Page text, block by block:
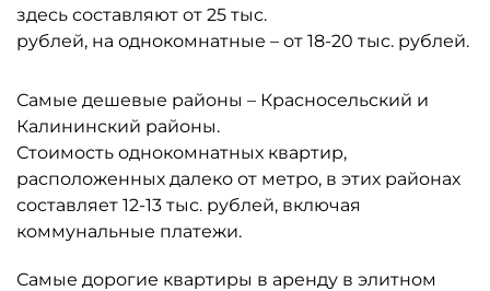
здесь составляют от 25 тыс.
рублей, на однокомнатные – от 18-20 тыс. рублей.
Самые дешевые районы – Красносельский и
Калининский районы.
Стоимость однокомнатных квартир,
расположенных далеко от метро, в этих районах
составляет 12-13 тыс. рублей, включая
коммунальные платежи.
Самые дорогие квартиры в аренду в элитном